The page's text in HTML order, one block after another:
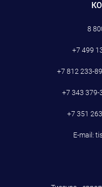
8
+7 499
+7 812 233-
+7 343 379-
+7 351
E-mail: